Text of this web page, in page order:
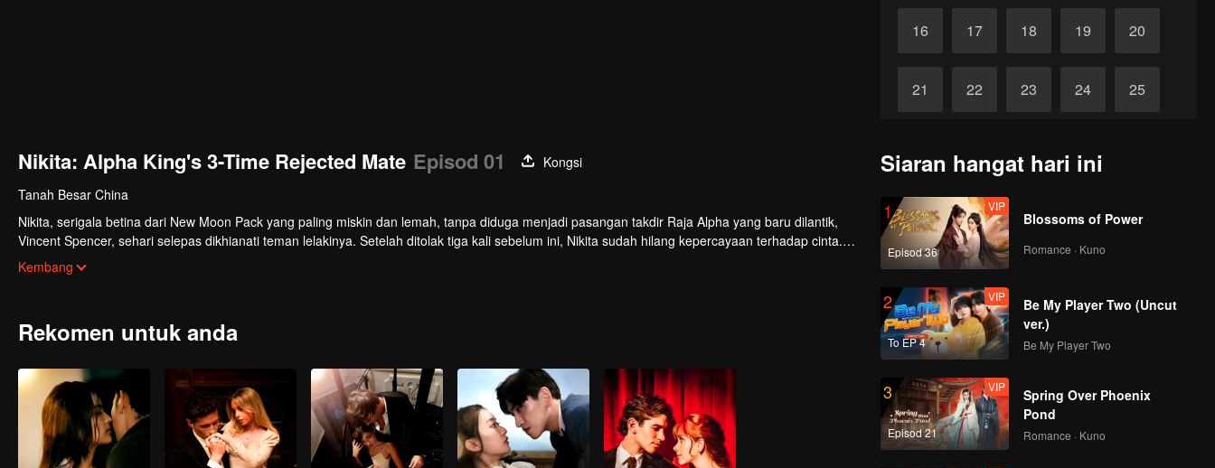
16 17 18 19 20
21 22 23 24 25
Nikita: Alpha King's 3-Time Rejected Mate Episod 01
Kongsi
Tanah Besar China
Nikita, serigala betina dari New Moon Pack yang paling miskin dan lemah, tanpa diduga menjadi pasangan takdir Raja Alpha yang baru dilantik,
Vincent Spencer, sehari selepas dikhianati teman lelakinya. Setelah ditolak tiga kali sebelum ini, Nikita sudah hilang kepercayaan terhadap cinta.
Dia mahu menolak Raja Alpha Vincent, tetapi Vincent tegas tidak bersetuju. Dia mengenali Nikita sebagai penyelamatnya dan jatuh cinta pandang
pertama kepadanya. Pada masa yang sama, Nikita mengetahui ibu bapanya dibunuh dengan kejam, dan pembunuh mereka bersembunyi dalam
pertumpahan darah...
Kembang
Rekomen untuk anda
Siaran hangat hari ini
1
Episod 36
VIP
Blossoms of Power
Romance · Kuno
2
To EP 4
VIP
Be My Player Two (Uncut
ver.)
Be My Player Two
3
Episod 21
VIP
Spring Over Phoenix
Pond
Romance · Kuno